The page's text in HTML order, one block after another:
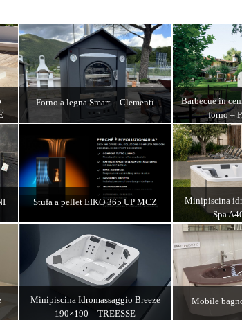
Forno a legna Smart – Clementi
DETTAGLI
Barbecue in
forno –
Stufa a pellet EIKO 365 UP MCZ
DETTAGLI
Minipiscina
Spa
Minipiscina Idromassaggio Breeze
190×190 – TREESSE
Mobile